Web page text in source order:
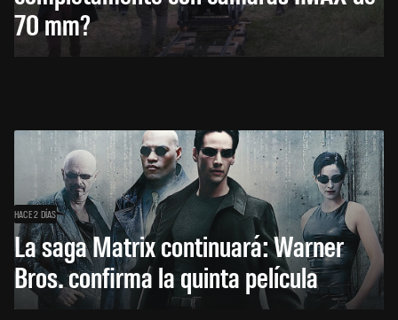
70 mm?
HACE 2 DÍAS
La saga Matrix continuará: Warner
Bros. confirma la quinta película